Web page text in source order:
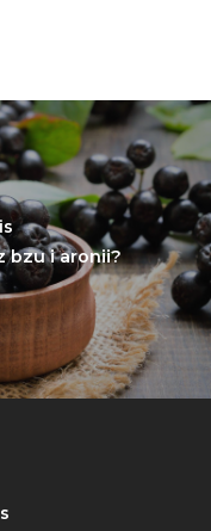
bzu i aronii?